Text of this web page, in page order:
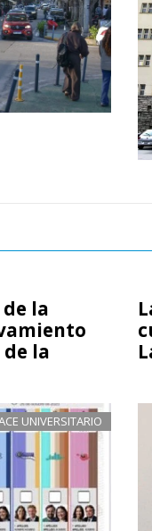
la
la
UNIVERSITARIO